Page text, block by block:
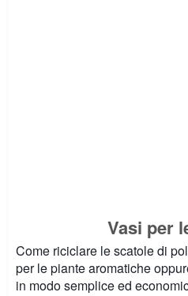
Vasi per
Come riciclare le scatole di
per le piante aromatiche
in modo semplice ed